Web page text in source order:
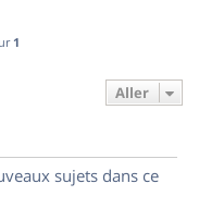
1
Aller
sujets dans ce